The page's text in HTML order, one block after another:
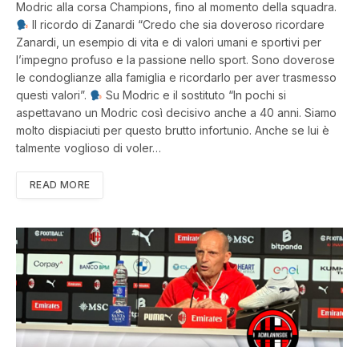
Modric alla corsa Champions, fino al momento della squadra.
Il ricordo di Zanardi “Credo che sia doveroso ricordare
Zanardi, un esempio di vita e di valori umani e sportivi per
l’impegno profuso e la passione nello sport. Sono doverose
le condoglianze alla famiglia e ricordarlo per aver trasmesso
questi valori”.
Su Modric e il sostituto “In pochi si
aspettavano un Modric così decisivo anche a 40 anni. Siamo
molto dispiaciuti per questo brutto infortunio. Anche se lui è
talmente voglioso di voler…
READ MORE